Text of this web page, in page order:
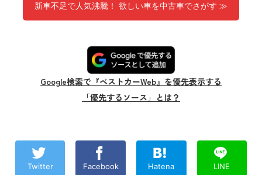
新車不足で人気沸騰！ 欲しい車を中古車でさがす ≫
Google検索で『ベストカーWeb』を優先表示する
「優先するソース」とは？
Twitter Facebook Hatena LINE